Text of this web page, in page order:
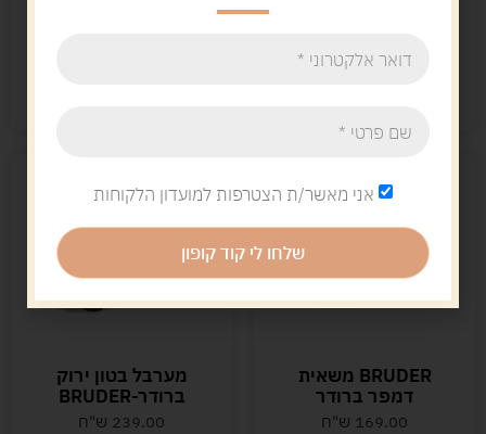
הוספה לסל
BRUDER משאית
דמפר ברודר
169.00 ש"ח
מערבל בטון ירוק
ברודר-BRUDER
239.00 ש"ח
אני מאשר/ת הצטרפות למועדון הלקוחות
שלחו לי קוד קופון